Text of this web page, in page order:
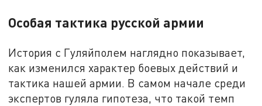
Особая тактика русской армии
История с Гуляйполем наглядно показывает,
как изменился характер боевых действий и
тактика нашей армии. В самом начале среди
экспертов гуляла гипотеза, что такой темп